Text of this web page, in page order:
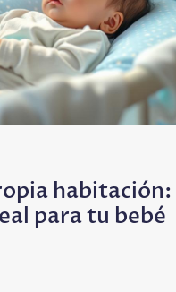
habitación:
para tu bebé